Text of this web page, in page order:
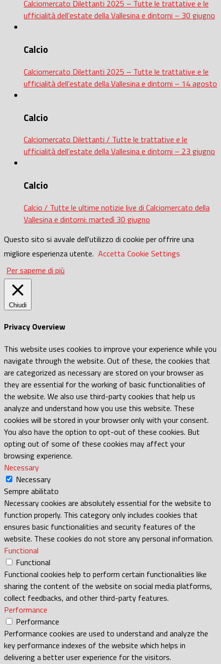
Calciomercato Dilettanti 2025 – Tutte le trattative e le
ufficialità dell’estate della Vallesina e dintorni – 30 giugno
Calcio
Calciomercato Dilettanti 2025 – Tutte le trattative e le
ufficialità dell’estate della Vallesina e dintorni – 14 agosto
Calcio
Calciomercato Dilettanti / Tutte le trattative e le
ufficialità dell’estate della Vallesina e dintorni – 23 giugno
Calcio
Calcio / Tutte le ultime notizie live di Calciomercato della
Vallesina e dintorni: martedì 30 giugno
Questo sito si avvale dell'utilizzo di cookie per offrire una
migliore esperienza utente. Accetta Cookie Settings
Per saperne di più
Chiudi
Privacy Overview
This website uses cookies to improve your experience while you
navigate through the website. Out of these, the cookies that
are categorized as necessary are stored on your browser as
they are essential for the working of basic functionalities of
the website. We also use third-party cookies that help us
analyze and understand how you use this website. These
cookies will be stored in your browser only with your consent.
You also have the option to opt-out of these cookies. But
opting out of some of these cookies may affect your
browsing experience.
Necessary
Necessary
Sempre abilitato
Necessary cookies are absolutely essential for the website to
function properly. This category only includes cookies that
ensures basic functionalities and security features of the
website. These cookies do not store any personal information.
Functional
Functional
Functional cookies help to perform certain functionalities like
sharing the content of the website on social media platforms,
collect feedbacks, and other third-party features.
Performance
Performance
Performance cookies are used to understand and analyze the
key performance indexes of the website which helps in
delivering a better user experience for the visitors.